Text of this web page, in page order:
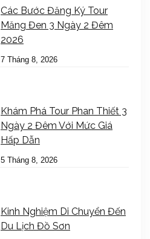
Các Bước Đăng Ký Tour
Măng Đen 3 Ngày 2 Đêm
2026
7 Tháng 8, 2026
Khám Phá Tour Phan Thiết 3
Ngày 2 Đêm Với Mức Giá
Hấp Dẫn
5 Tháng 8, 2026
Kinh Nghiệm Di Chuyển Đến
Du Lịch Đồ Sơn